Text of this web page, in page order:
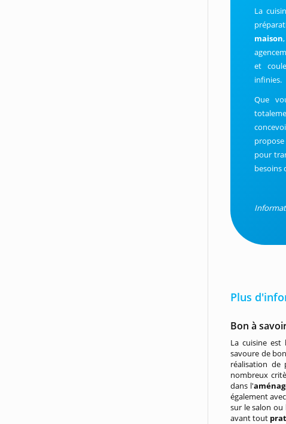
La
maison
et
infinies.
Que
pour
besoins
Plus
Bon à
La cuisine est
savoure de
réalisation de
nombreux
dans l'
également
sur le salon ou
avant tout